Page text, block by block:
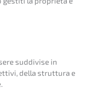
suddi­vi­se in
della strut­tu­ra e